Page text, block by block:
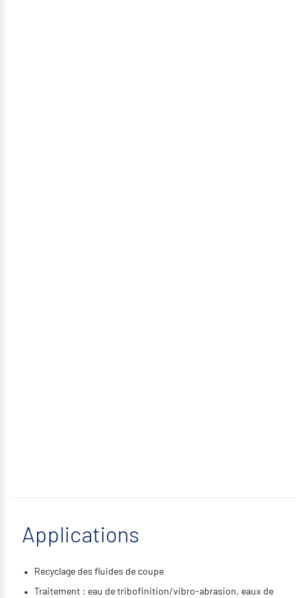
Applications
Recyclage des fluides de coupe
Traitement : eau de tribofinition/vibro-abrasion, eaux de